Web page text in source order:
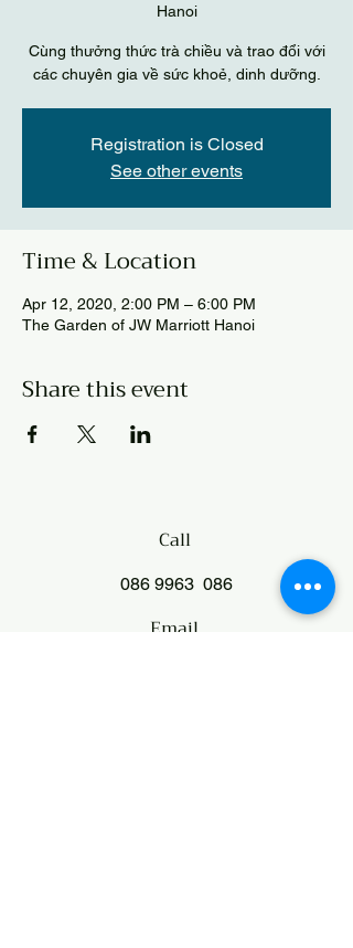
Hanoi
Cùng thưởng thức trà chiều và trao đổi với
Registration is Closed
See other events
Time & Location
Apr 12, 2020, 2:00 PM – 6:00 PM
The Garden of JW Marriott Hanoi
Share this event
Call
086 9963 086
Email